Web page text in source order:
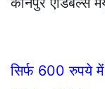
सिर्फ 600 रुपये